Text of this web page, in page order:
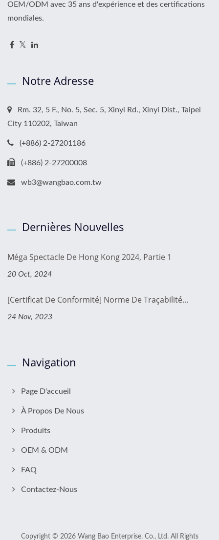
OEM/ODM avec 35 ans d'expérience et des certifications
mondiales.
Notre Adresse
Rm. 32, 5 F., No. 5, Sec. 5, Xinyi Rd., Xinyi Dist., Taipei
City 110202, Taiwan
(+886) 2-27201186
(+886) 2-27200008
wb3@wangbao.com.tw
Dernières Nouvelles
Méga Spectacle De Hong Kong 2024, Partie 1
20 Oct, 2024
[Certificat De Conformité] Norme De Traçabilité...
24 Nov, 2023
Navigation
Page D'accueil
À Propos De Nous
Produits
OEM & ODM
FAQ
Contactez-Nous
Copyright © 2026 Wang Bao Enterprise. Co., Ltd.All Rights